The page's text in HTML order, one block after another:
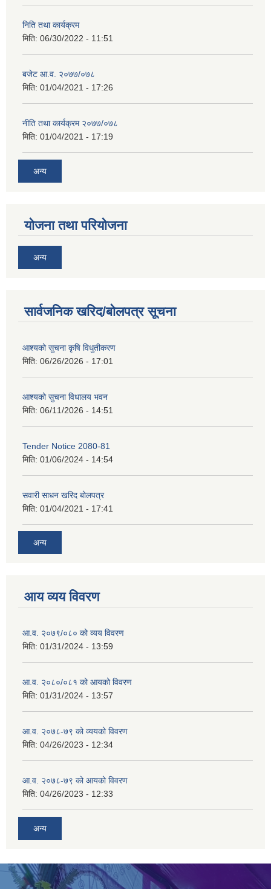
निति तथा कार्यक्रम
मिति: 06/30/2022 - 11:51
बजेट आ.व. २०७७/०७८
मिति: 01/04/2021 - 17:26
नीति तथा कार्यक्रम २०७७/०७८
मिति: 01/04/2021 - 17:19
अन्य
योजना तथा परियोजना
अन्य
सार्वजनिक खरिद/बोलपत्र सूचना
आश्यको सुचना कृषि विधुतीकरण
मिति: 06/26/2026 - 17:01
आश्यको सुचना विधालय भवन
मिति: 06/11/2026 - 14:51
Tender Notice 2080-81
मिति: 01/06/2024 - 14:54
सवारी साधन खरिद बोलपत्र
मिति: 01/04/2021 - 17:41
अन्य
आय व्यय विवरण
आ.व. २०७९/०८० को व्यय विवरण
मिति: 01/31/2024 - 13:59
आ.व. २०८०/०८१ को आयको विवरण
मिति: 01/31/2024 - 13:57
आ.व. २०७८-७९ को व्ययको विवरण
मिति: 04/26/2023 - 12:34
आ.व. २०७८-७९ को आयको विवरण
मिति: 04/26/2023 - 12:33
अन्य